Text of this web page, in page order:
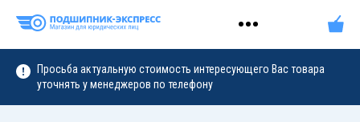
Просьба актуальную стоимость интересующего Вас товара
уточнять у менеджеров по телефону